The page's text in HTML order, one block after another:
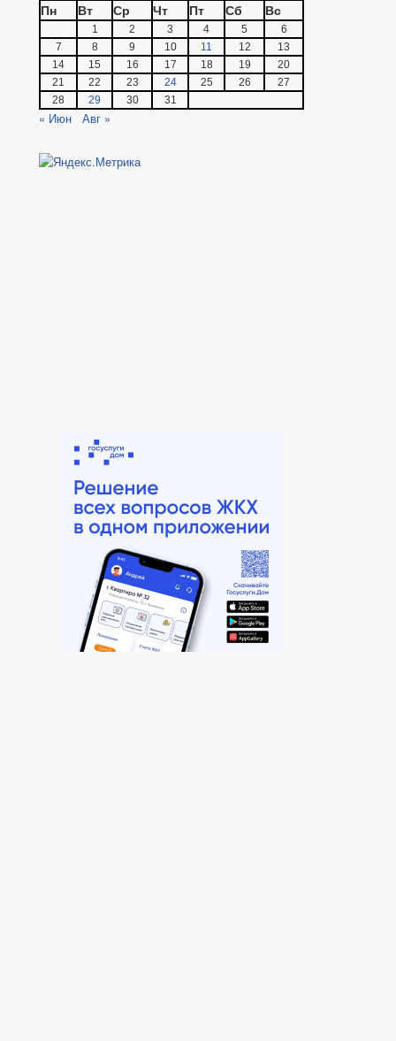
Пн
Вт Ср Чт Пт Сб Вс
1 2 3 4 5
6
7
8 9 10 11 12
13
14
15 16 17 18 19
20
21
22 23 24 25 26
27
28
29 30 31
« Июн Авг »